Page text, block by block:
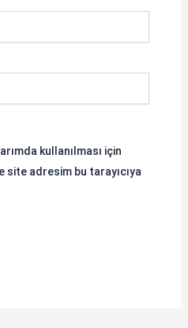
kullanılması için
site adresim bu tarayıcıya